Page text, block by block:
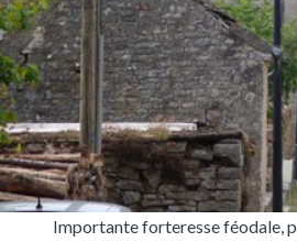
Importante forteresse féodale,